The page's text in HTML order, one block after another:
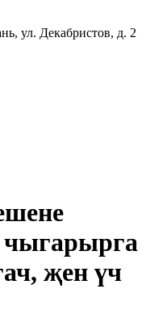
ул. Декабристов, д. 2
чыгарырга
җен үч